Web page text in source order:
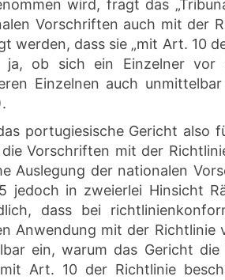
wird, fragt das
Vorschriften auch mit der
werden, dass sie „mit Art. 10
ob sich ein Einzelner vor
Einzelnen auch
portugiesische Gericht also
Vorschriften mit der
Auslegung der nationalen
jedoch in zweierlei Hinsicht
dass bei
Anwendung mit der Richtlinie
ein, warum das Gericht die
Art. 10 der Richtlinie